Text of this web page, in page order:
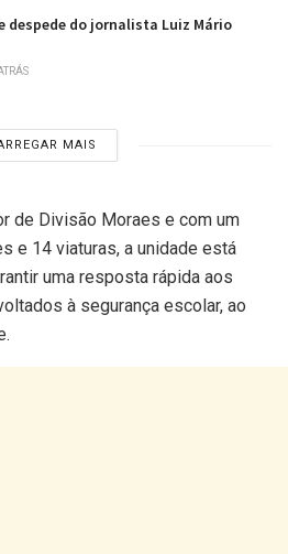
despede do jornalista Luiz Mário
MAIS
de Divisão Moraes e com um
e 14 viaturas, a unidade está
uma resposta rápida aos
à segurança escolar, ao